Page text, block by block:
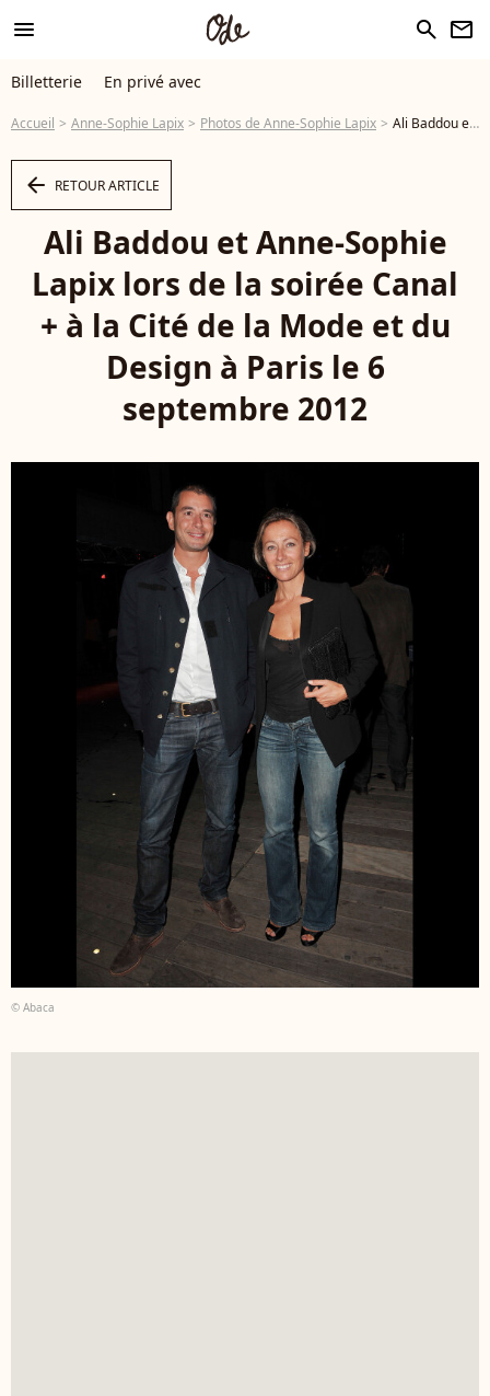
menu search newsletter
Billetterie En privé avec
Accueil Anne-Sophie Lapix Photos de Anne-Sophie Lapix Ali Baddou et Anne-Sophie Lapix lors de la soirée Canal + à la Cité de la Mode et du Design à Paris le 6 septembre 2012 - Photo
arrow_left RETOUR ARTICLE
Ali Baddou et Anne-Sophie
Lapix lors de la soirée Canal
+ à la Cité de la Mode et du
Design à Paris le 6
septembre 2012
© Abaca